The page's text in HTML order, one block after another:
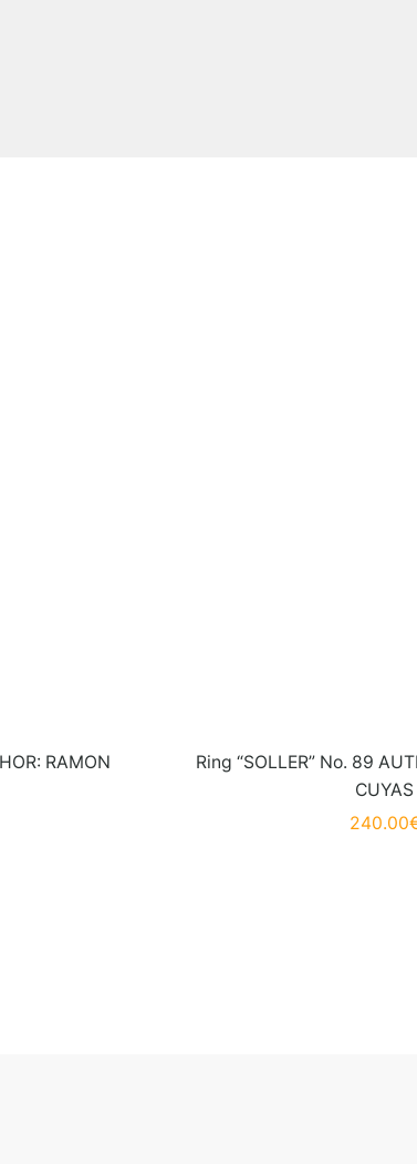
RAMON
Ring “SOLLER” No. 89
CUYAS
240.00